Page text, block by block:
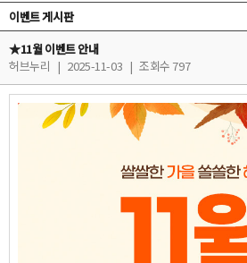
이벤트 게시판
★11월 이벤트 안내
허브누리 | 2025-11-03 | 조회수 797